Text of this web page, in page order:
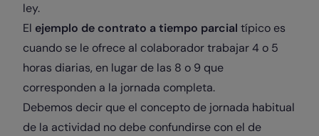
ley.
El ejemplo de contrato a tiempo parcial típico es
cuando se le ofrece al colaborador trabajar 4 o 5
horas diarias, en lugar de las 8 o 9 que
corresponden a la jornada completa.
Debemos decir que el concepto de jornada habitual
de la actividad no debe confundirse con el de